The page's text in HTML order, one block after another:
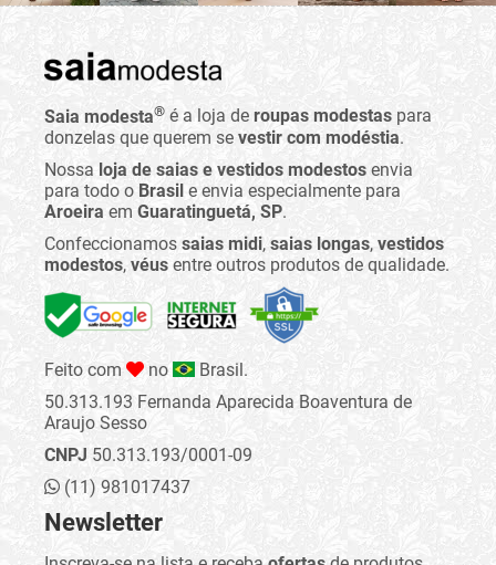
Saia modesta® é a loja de roupas modestas para
donzelas que querem se vestir com modéstia.
Nossa loja de saias e vestidos modestos envia
para todo o Brasil e envia especialmente para
Aroeira em Guaratinguetá, SP.
Confeccionamos saias midi, saias longas, vestidos
modestos, véus entre outros produtos de qualidade.
Feito com no
Brasil.
50.313.193 Fernanda Aparecida Boaventura de
Araujo Sesso
CNPJ 50.313.193/0001-09
(11) 981017437
Newsletter